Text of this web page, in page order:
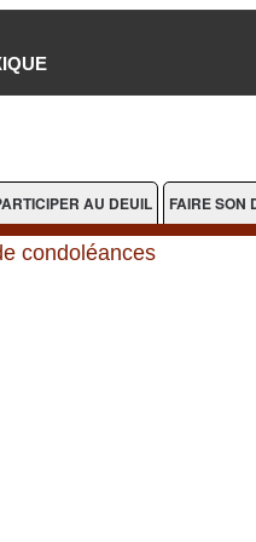
AU DEUIL FAIRE SON
condoléances